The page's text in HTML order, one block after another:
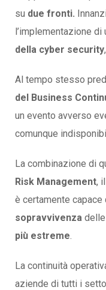
su due fronti.
l’implementazione di
della cyber security
Al tempo stesso
del Business
un evento avverso
comunque
La combinazione di
Risk Management,
è certamente capace
sopravvivenza
più estreme
La continuità
aziende di tutti i